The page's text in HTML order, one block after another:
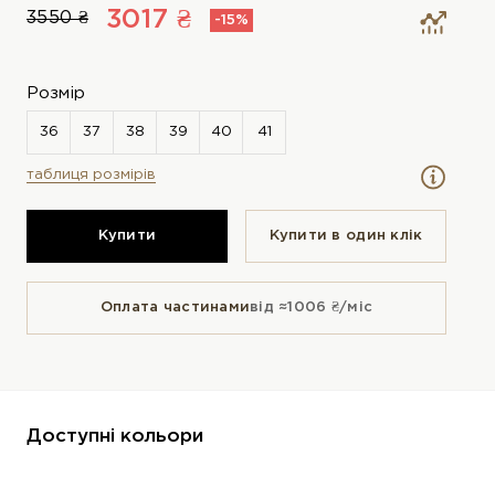
3550 ₴ 3017 ₴ -15%
Розмір
таблиця розмірів
Купити Купити в один клiк
Оплата частинамивід ≈1006 ₴/міс
Доступні кольори